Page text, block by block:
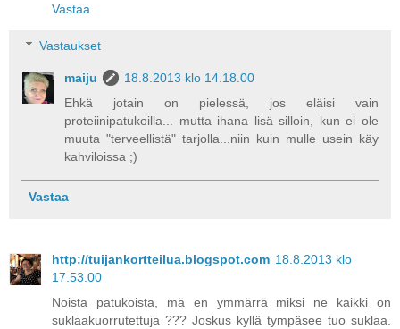
Vastaa
Vastaukset
maiju
18.8.2013 klo 14.18.00
Ehkä jotain on pielessä, jos eläisi vain
proteiinipatukoilla... mutta ihana lisä silloin, kun ei ole
muuta "terveellistä" tarjolla...niin kuin mulle usein käy
kahviloissa ;)
Vastaa
http://tuijankortteilua.blogspot.com 18.8.2013 klo
17.53.00
Noista patukoista, mä en ymmärrä miksi ne kaikki on
suklaakuorrutettuja ??? Joskus kyllä tympäsee tuo suklaa.